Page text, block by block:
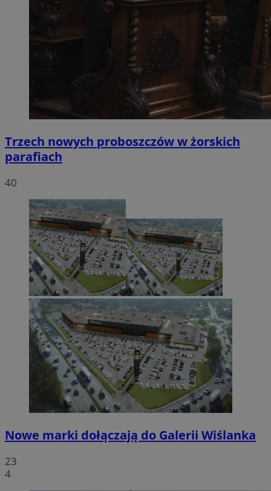
Trzech nowych proboszczów w żorskich
parafiach
40
Nowe marki dołączają do Galerii Wiślanka
23
4